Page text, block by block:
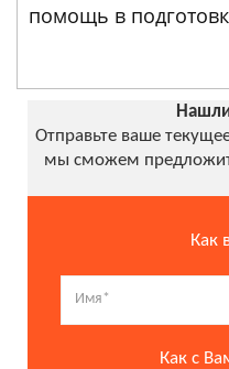
помощь в
Отправьте ваше
мы сможем
Как
Как с